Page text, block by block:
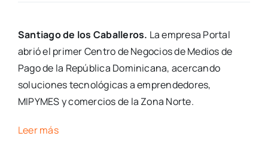
Santiago de los Caballeros. La empresa Portal
abrió el primer Centro de Negocios de Medios de
Pago de la República Dominicana, acercando
soluciones tecnológicas a emprendedores,
MIPYMES y comercios de la Zona Norte.
Leer más